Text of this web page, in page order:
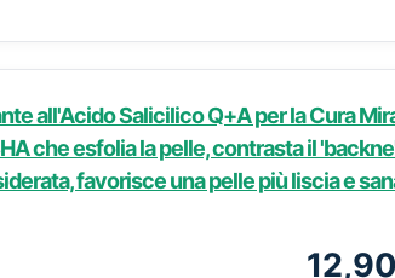
all'Acido Salicilico Q+A per la Cura
che esfolia la pelle, contrasta il
favorisce una pelle più liscia e